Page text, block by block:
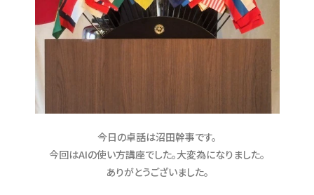
今日の卓話は沼田幹事です。
今回はAIの使い方講座でした。大変為になりました。
ありがとうございました。